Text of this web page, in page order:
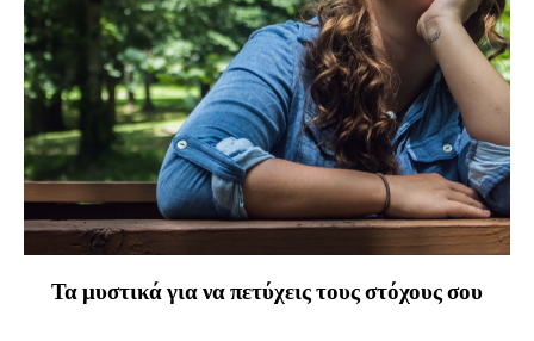
Τα μυστικά για να πετύχεις τους στόχους σου